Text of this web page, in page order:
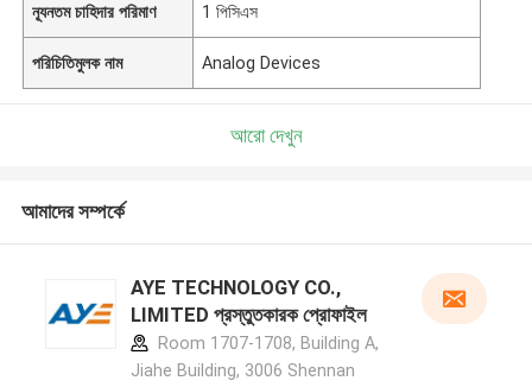
ন্যূনতম চাহিদার পরিমাণ 1 পিসিএস
পরিচিতিমুলক নাম Analog Devices
আরো দেখুন
আমাদের সম্পর্কে
AYE TECHNOLOGY CO.,
LIMITED প্রস্তুতকারক প্রোফাইল
Room 1707-1708, Building A,
Jiahe Building, 3006 Shennan